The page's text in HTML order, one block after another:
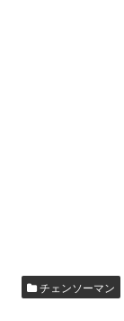
チェンソーマン